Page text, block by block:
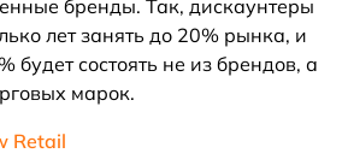
бренды. Так, дискаунтеры
лет занять до 20% рынка, и
будет состоять не из брендов, а
марок.
Retail